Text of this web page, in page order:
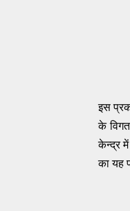
इस
के
केन्द्र
का यह